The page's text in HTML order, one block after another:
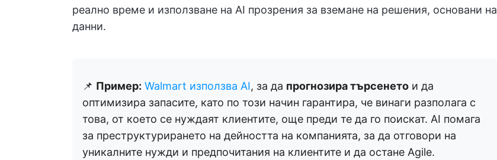
реално време и използване на AI прозрения за вземане на решения, основани на
данни.
📌 Пример: Walmart използва AI, за да прогнозира търсенето и да
оптимизира запасите, като по този начин гарантира, че винаги разполага с
това, от което се нуждаят клиентите, още преди те да го поискат. AI помага
за преструктурирането на дейността на компанията, за да отговори на
уникалните нужди и предпочитания на клиентите и да остане Agile.